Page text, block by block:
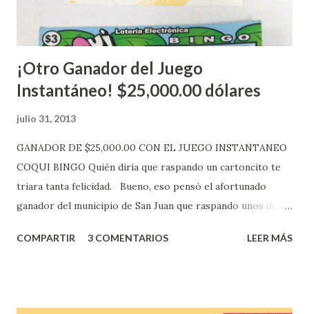
Mientras, que l...
¡Otro Ganador del Juego
Instantáneo! $25,000.00 dólares
julio 31, 2013
GANADOR DE $25,000.00 CON EL JUEGO INSTANTANEO
COQUI BINGO Quién diría que raspando un cartoncito te
triara tanta felicidad. Bueno, eso pensó el afortunado
ganador del municipio de San Juan que raspando unos de
obtuvo un premio de $25,000,00 dólares. Este es el anuncio
COMPARTIR 3 COMENTARIOS LEER MÁS